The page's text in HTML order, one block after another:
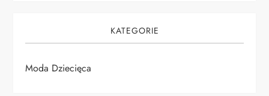
KATEGORIE
Moda Dziecięca